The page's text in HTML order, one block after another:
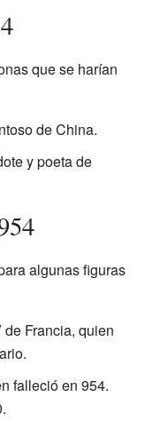
que se harían
de China.
y poeta de
algunas figuras
Francia, quien
falleció en 954.